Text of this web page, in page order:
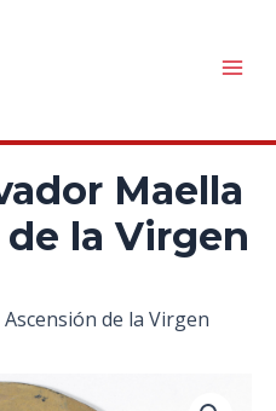
Maella
la Virgen
de la Virgen